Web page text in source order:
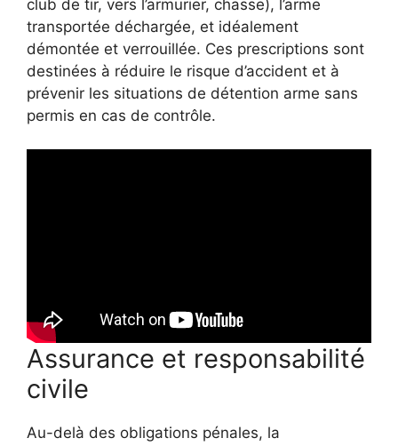
club de tir, vers l’armurier, chasse), l’arme
transportée déchargée, et idéalement
démontée et verrouillée. Ces prescriptions sont
destinées à réduire le risque d’accident et à
prévenir les situations de détention arme sans
permis en cas de contrôle.
Assurance et responsabilité
civile
Au-delà des obligations pénales, la